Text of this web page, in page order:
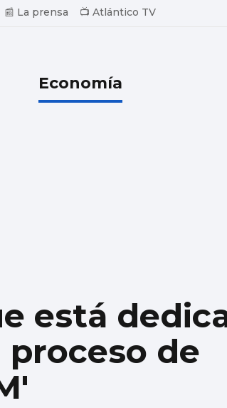
📰 La prensa 📺 Atlántico TV
Economía
está
de